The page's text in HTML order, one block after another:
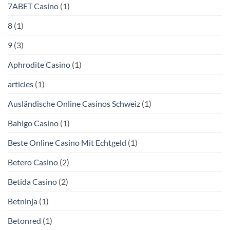
7ABET Casino (1)
8 (1)
9 (3)
Aphrodite Casino (1)
articles (1)
Ausländische Online Casinos Schweiz (1)
Bahigo Casino (1)
Beste Online Casino Mit Echtgeld (1)
Betero Casino (2)
Betida Casino (2)
Betninja (1)
Betonred (1)